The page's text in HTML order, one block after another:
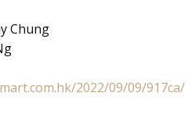
Chung
2022/09/09/917ca/